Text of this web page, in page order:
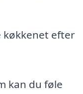
køkkenet efter
kan du føle